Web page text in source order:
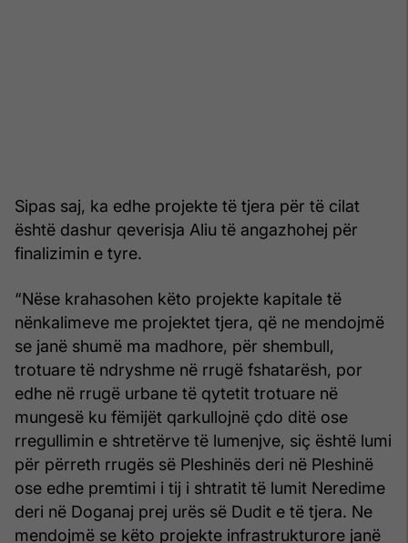
Sipas saj, ka edhe projekte të tjera për të cilat
është dashur qeverisja Aliu të angazhohej për
finalizimin e tyre.
“Nëse krahasohen këto projekte kapitale të
nënkalimeve me projektet tjera, që ne mendojmë
se janë shumë ma madhore, për shembull,
trotuare të ndryshme në rrugë fshatarësh, por
edhe në rrugë urbane të qytetit trotuare në
mungesë ku fëmijët qarkullojnë çdo ditë ose
rregullimin e shtretërve të lumenjve, siç është lumi
për përreth rrugës së Pleshinës deri në Pleshinë
ose edhe premtimi i tij i shtratit të lumit Neredime
deri në Doganaj prej urës së Dudit e të tjera. Ne
mendojmë se këto projekte infrastrukturore janë